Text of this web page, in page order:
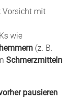
Vorsicht mit
wie
(z. B.
Schmerzmitteln
pausieren